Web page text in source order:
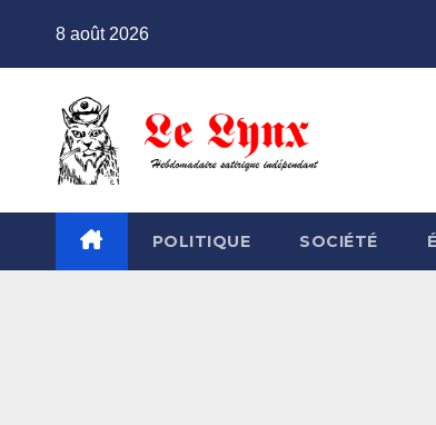
8 août 2026
POLITIQUE SOCIÉTÉ